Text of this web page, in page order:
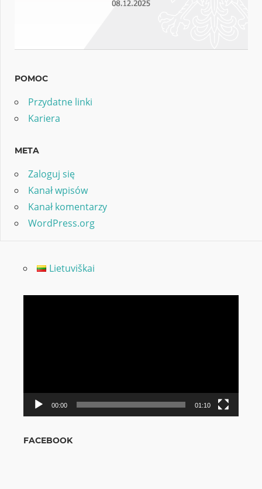
POMOC
Przydatne linki
Kariera
META
Zaloguj się
Kanał wpisów
Kanał komentarzy
WordPress.org
Lietuviškai
00:00 01:10
FACEBOOK